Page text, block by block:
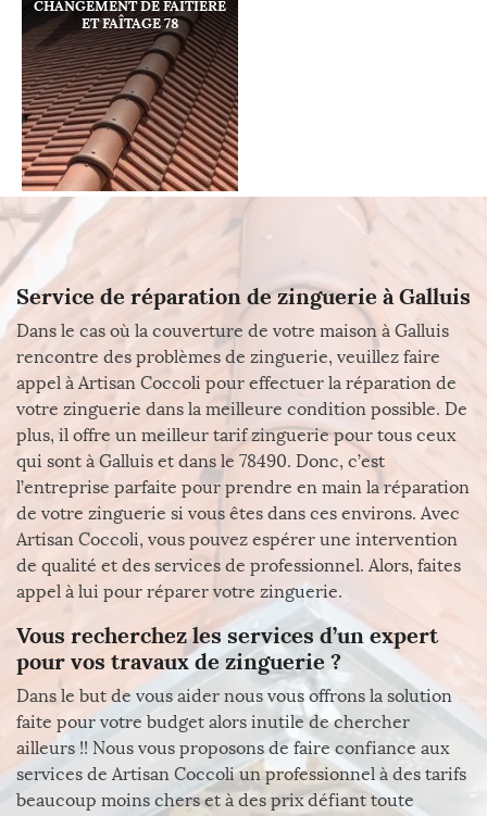
CHANGEMENT DE FAÎTIÈRE
ET FAÎTAGE 78
Service de réparation de zinguerie à Galluis
Dans le cas où la couverture de votre maison à Galluis
rencontre des problèmes de zinguerie, veuillez faire
appel à Artisan Coccoli pour effectuer la réparation de
votre zinguerie dans la meilleure condition possible. De
plus, il offre un meilleur tarif zinguerie pour tous ceux
qui sont à Galluis et dans le 78490. Donc, c’est
l’entreprise parfaite pour prendre en main la réparation
de votre zinguerie si vous êtes dans ces environs. Avec
Artisan Coccoli, vous pouvez espérer une intervention
de qualité et des services de professionnel. Alors, faites
appel à lui pour réparer votre zinguerie.
Vous recherchez les services d’un expert
pour vos travaux de zinguerie ?
Dans le but de vous aider nous vous offrons la solution
faite pour votre budget alors inutile de chercher
ailleurs !! Nous vous proposons de faire confiance aux
services de Artisan Coccoli un professionnel à des tarifs
beaucoup moins chers et à des prix défiant toute